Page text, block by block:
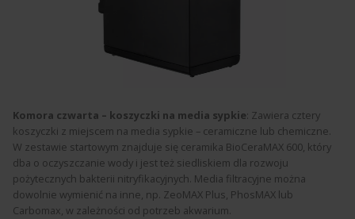
Komora czwarta – koszyczki na media sypkie: Zawiera cztery
koszyczki z miejscem na media sypkie – ceramiczne lub chemiczne.
W zestawie startowym znajduje się ceramika BioCeraMAX 600, który
dba o oczyszczanie wody i jest też siedliskiem dla rozwoju
pożytecznych bakterii nitryfikacyjnych. Media filtracyjne można
dowolnie wymienić na inne, np. ZeoMAX Plus, PhosMAX lub
Carbomax, w zależności od potrzeb akwarium.